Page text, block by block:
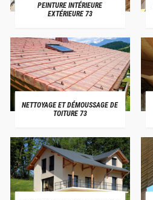
PEINTURE INTÉRIEURE
EXTÉRIEURE 73
NETTOYAGE ET DÉMOUSSAGE DE
TOITURE 73